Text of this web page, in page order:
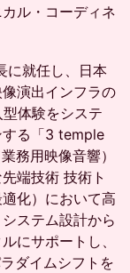
ル・コーディネ
に就任し、日本
演出インフラの
体験をシステ
する「3 temple
務用映像音響）
端技術 技術ト
化）において高
ステム設計から
にサポートし、
ダイムシフトを